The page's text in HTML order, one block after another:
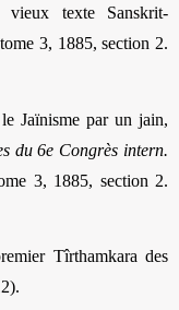
vieux texte Sanskrit-
tome 3, 1885, section 2.
Jaïnisme par un jain,
du 6e Congrès intern.
3, 1885, section 2.
Tîrthamkara des
.